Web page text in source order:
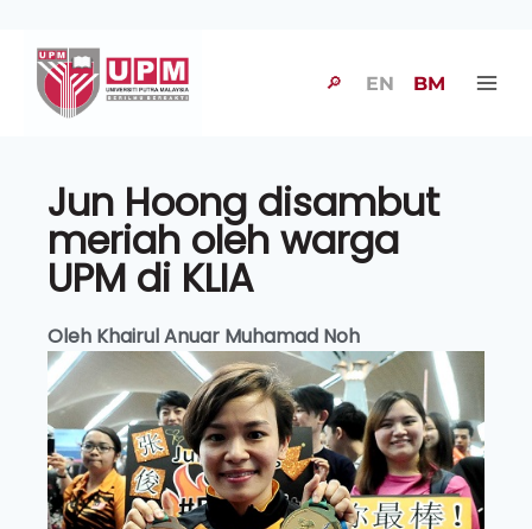
🔎 EN BM
Jun Hoong disambut
meriah oleh warga
UPM di KLIA
Oleh Khairul Anuar Muhamad Noh